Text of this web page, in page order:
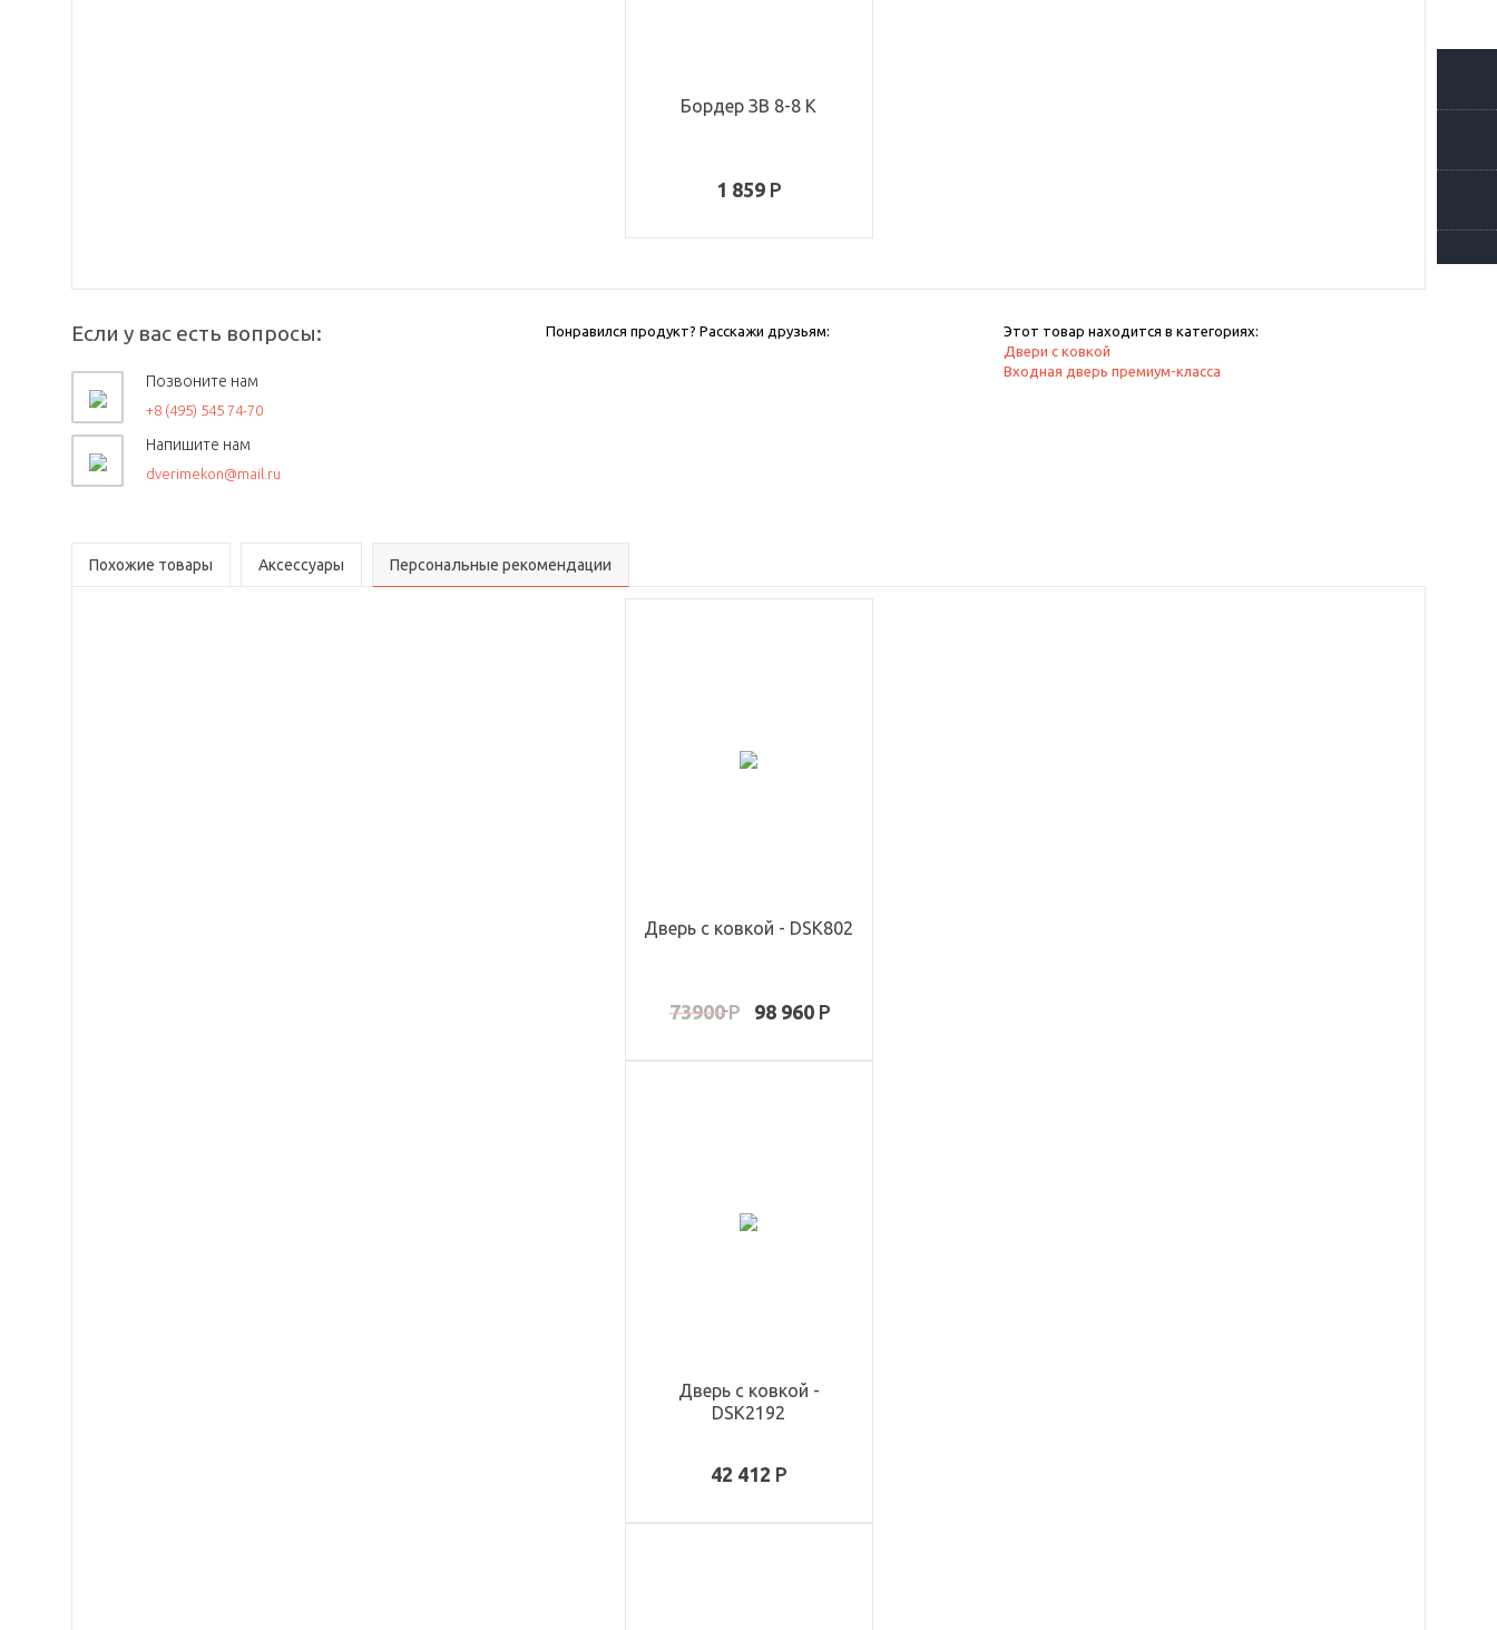
Если у вас есть вопросы:
Позвоните нам
+8 (495) 545 74-70
Напишите нам
dverimekon@mail.ru
Понравился продукт? Расскажи друзьям:
Этот товар находится в категориях:
Двери с ковкой
Входная дверь премиум-класса
Бордер ЗВ 8-8 К
1 859
Похожие товары Аксессуары Персональные рекомендации
Дверь с ковкой - DSK802
73900 98 960
Дверь с ковкой -
DSK2192
42 412